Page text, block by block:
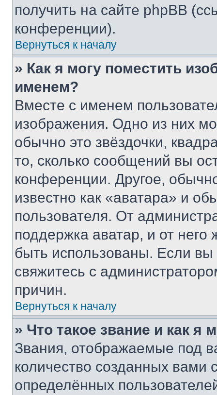
получить на сайте phpBB
конференции).
Вернуться к началу
» Как я могу поместить
именем?
Вместе с именем
изображения. Одно из них
обычно это звёздочки,
то, сколько сообщений вы
конференции. Другое,
известно как «аватара» и
пользователя. От
поддержка аватар, и от него
быть использованы. Если
свяжитесь с
причин.
Вернуться к началу
» Что такое звание и как я
Звания, отображаемые под
количество созданных
определённых